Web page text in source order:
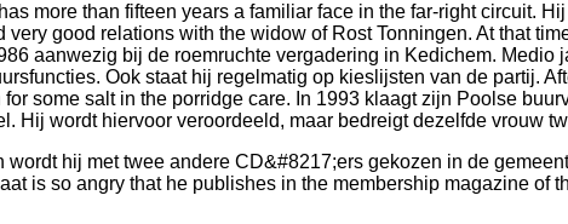
more than fifteen years a familiar face in the far-right circuit.
good relations with the widow of Rost Tonningen. At that
aanwezig bij de roemruchte vergadering in Kedichem.
Ook staat hij regelmatig op kieslijsten van de partij.
some salt in the porridge care. In 1993 klaagt zijn Poolse
Hij wordt hiervoor veroordeeld, maar bedreigt dezelfde vrouw
hij met twee andere CD&#8217;ers gekozen in de
is so angry that he publishes in the membership magazine of